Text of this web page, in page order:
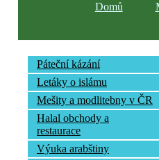
Domů
Páteční kázání
Letáky o islámu
Mešity a modlitebny v ČR
Halal obchody a
restaurace
Výuka arabštiny